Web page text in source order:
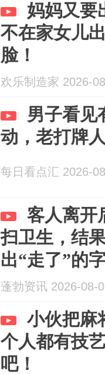
妈妈又要
不在家女儿
脸！
欢乐制造家 2026-
男子看见
动，老打牌
每日看点汇 2026-
客人离开
扫卫生，结
出“走了”的
蓬勃资讯 2026-08-
小伙把麻
个人都有技
吧！